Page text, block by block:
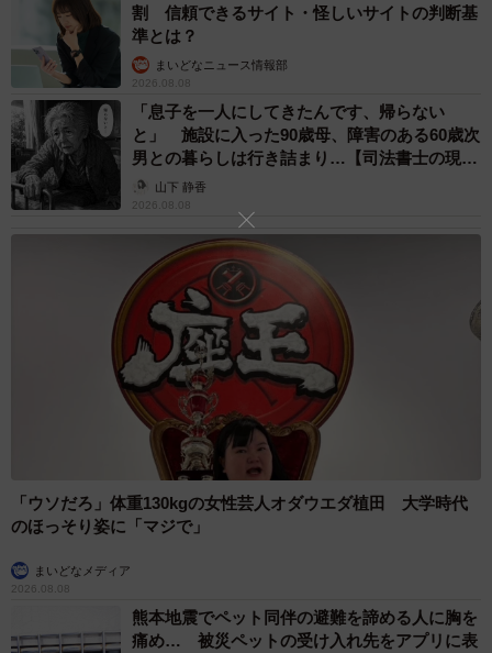
割 信頼できるサイト・怪しいサイトの判断基
準とは？
まいどなニュース情報部
2026.08.08
「息子を一人にしてきたんです、帰らない
と」 施設に入った90歳母、障害のある60歳次
男との暮らしは行き詰まり…【司法書士の現場
から】山下 静香
2026.08.08
「ウソだろ」体重130kgの女性芸人オダウエダ植田 大学時代
のほっそり姿に「マジで」
まいどなメディア
2026.08.08
熊本地震でペット同伴の避難を諦める人に胸を
痛め… 被災ペットの受け入れ先をアプリに表